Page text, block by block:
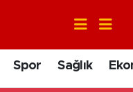
Spor Sağlık